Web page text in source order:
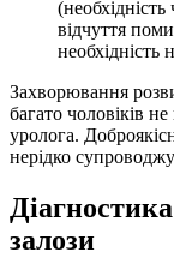
відчуття
Захворювання
багато чоловіків
уролога.
нерідко
Діагностика
залози